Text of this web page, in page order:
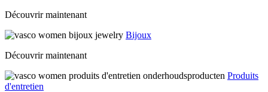
Découvrir maintenant
Bijoux
Découvrir maintenant
Produits
d'entretien